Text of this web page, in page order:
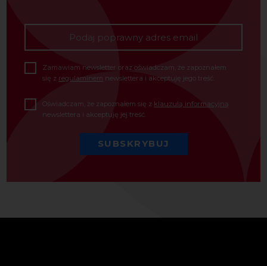
Zamawiam newsletter oraz oświadczam, że zapoznałem
się z regulaminem newslettera i akceptuję jego treść.
Oświadczam, że zapoznałem się z klauzulą informacyjną
newslettera i akceptuję jej treść.
SUBSKRYBUJ